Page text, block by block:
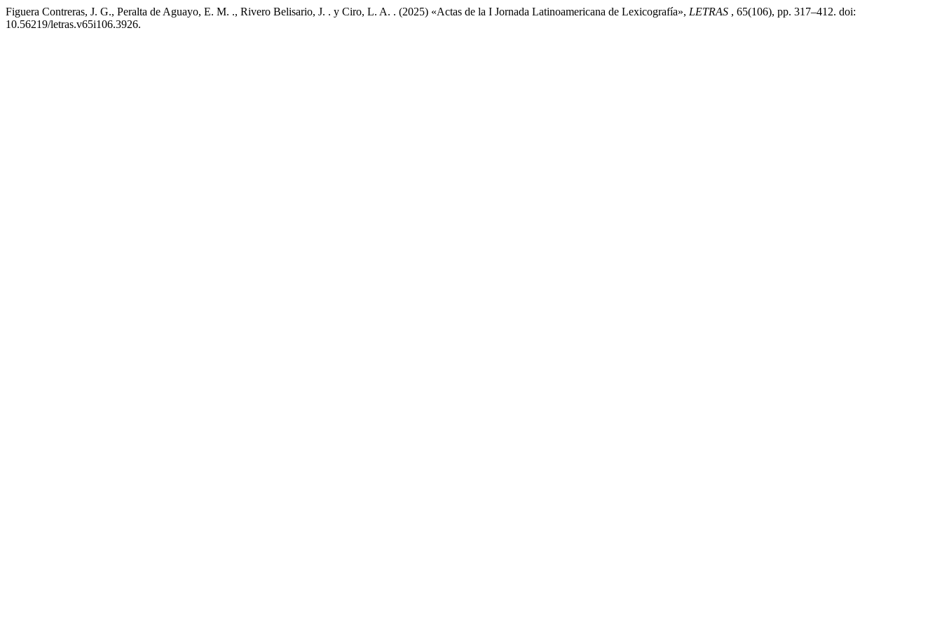
Figuera Contreras, J. G., Peralta de Aguayo, E. M. ., Rivero Belisario, J. . y Ciro, L. A. . (2025) «Actas de la I Jornada Latinoamericana de Lexicografía», LETRAS , 65(106), pp. 317–412. doi:
10.56219/letras.v65i106.3926.